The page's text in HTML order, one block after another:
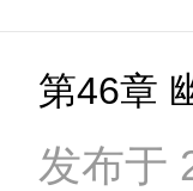
第46章
发布于